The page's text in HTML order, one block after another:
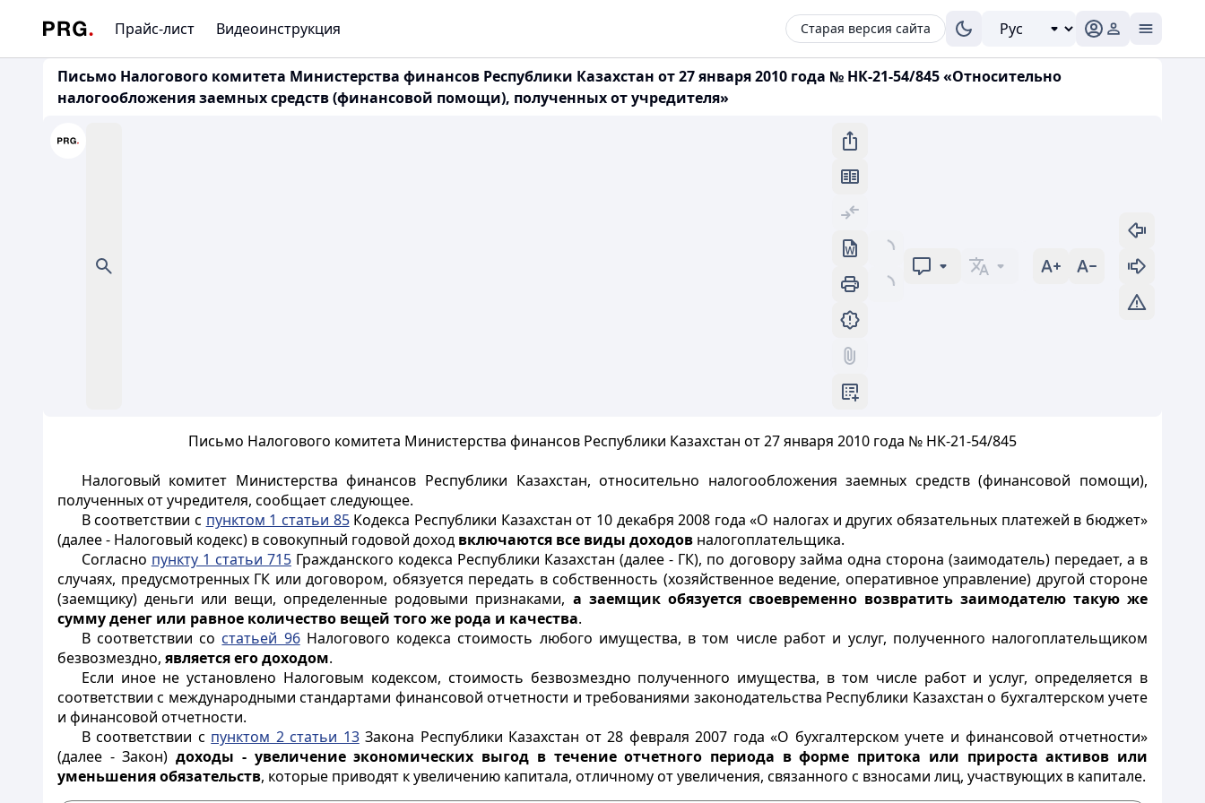
Прайс-лист Видеоинструкция Старая версия сайта
Письмо Налогового комитета Министерства финансов Республики Казахстан от 27 января 2010 года № НК-21-54/845 «Относительно
налогообложения заемных средств (финансовой помощи), полученных от учредителя»
Письмо Налогового комитета Министерства финансов Республики Казахстан от 27 января 2010 года № НК-21-54/845
Налоговый комитет Министерства финансов Республики Казахстан, относительно налогообложения заемных средств (финансовой помощи),
полученных от учредителя, сообщает следующее.
В соответствии с пунктом 1 статьи 85Кодекса Республики Казахстан от 10 декабря 2008 года «О налогах и других обязательных платежей в бюджет»
(далее - Налоговый кодекс) в совокупный годовой доход включаются все виды доходов налогоплательщика.
Согласно пункту 1 статьи 715Гражданского кодекса Республики Казахстан (далее - ГК), по договору займа одна сторона (заимодатель) передает, а в
случаях, предусмотренных ГК или договором, обязуется передать в собственность (хозяйственное ведение, оперативное управление) другой стороне
(заемщику) деньги или вещи, определенные родовыми признаками, а заемщик обязуется своевременно возвратить заимодателю такую же
сумму денег или равное количество вещей того же рода и качества.
В соответствии со статьей 96Налогового кодекса стоимость любого имущества, в том числе работ и услуг, полученного налогоплательщиком
безвозмездно, является его доходом.
Если иное не установлено Налоговым кодексом, стоимость безвозмездно полученного имущества, в том числе работ и услуг, определяется в
соответствии с международными стандартами финансовой отчетности и требованиями законодательства Республики Казахстан о бухгалтерском учете
и финансовой отчетности.
В соответствии с пунктом 2 статьи 13Закона Республики Казахстан от 28 февраля 2007 года «О бухгалтерском учете и финансовой отчетности»
(далее - Закон)доходы - увеличение экономических выгод в течение отчетного периода в форме притока или прироста активов или
уменьшения обязательств, которые приводят к увеличению капитала, отличному от увеличения, связанного с взносами лиц, участвующих в капитале.